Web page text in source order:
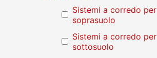
Sistemi a corredo per
soprasuolo
Sistemi a corredo per
sottosuolo